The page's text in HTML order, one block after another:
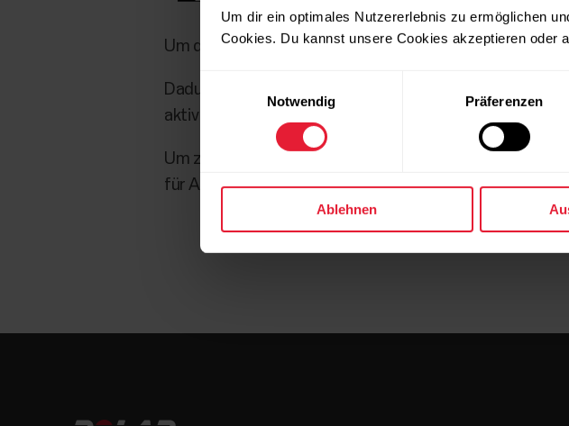
Um dir ein optimales Nutzererlebnis zu ermöglichen
Cookies. Du kannst unsere Cookies akzeptieren oder
Notwendig
Präferenzen
Ablehnen
Um den Nicht stören-Modus auszuschalten,
Dadurch werden auch die Smart Notifications von
aktiviert hast.
Um zu sehen, wie der Nicht stören-Modus und Smart
für Androidhierund für iOShier.